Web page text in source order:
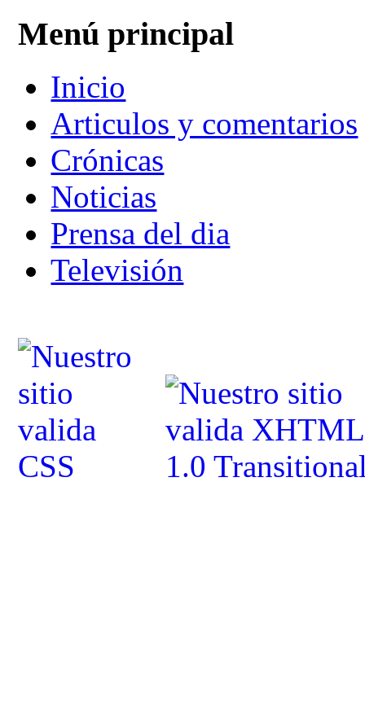
Menú principal
Inicio
Articulos y comentarios
Crónicas
Noticias
Prensa del dia
Televisión